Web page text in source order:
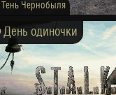
Тень Чернобыля
День одиночки